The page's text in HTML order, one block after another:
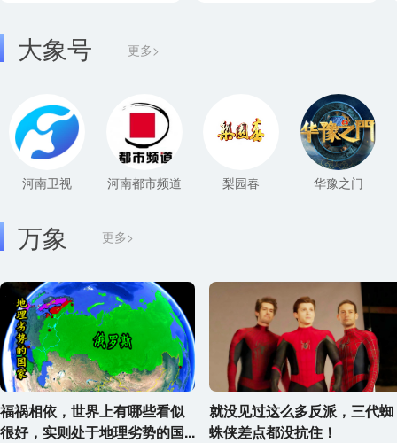
大象号 更多>
河南卫视 河南都市频道 梨园春 华豫之门
更多>
万象
福祸相依，世界上有哪些看似
很好，实则处于地理劣势的国...
就没见过这么多反派，三代蜘
蛛侠差点都没抗住！